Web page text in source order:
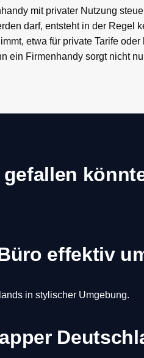
mit privater Nutzung
darf, entsteht in der Regel
etwa für private Tarife
ein Firmenhandy sorgt nicht
effektiv